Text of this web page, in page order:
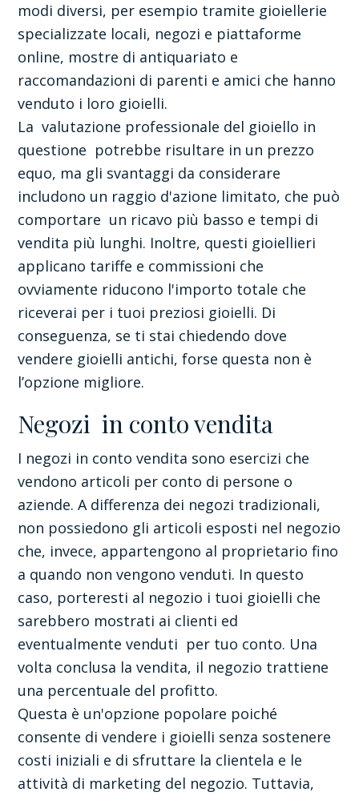
modi diversi, per esempio tramite gioiellerie
specializzate locali, negozi e piattaforme
online, mostre di antiquariato e
raccomandazioni di parenti e amici che hanno
venduto i loro gioielli.
La valutazione professionale del gioiello in
questione potrebbe risultare in un prezzo
equo, ma gli svantaggi da considerare
includono un raggio d'azione limitato, che può
comportare un ricavo più basso e tempi di
vendita più lunghi. Inoltre, questi gioiellieri
applicano tariffe e commissioni che
ovviamente riducono l'importo totale che
riceverai per i tuoi preziosi gioielli. Di
conseguenza, se ti stai chiedendo dove
vendere gioielli antichi, forse questa non è
l’opzione migliore.
Negozi in conto vendita
I negozi in conto vendita sono esercizi che
vendono articoli per conto di persone o
aziende. A differenza dei negozi tradizionali,
non possiedono gli articoli esposti nel negozio
che, invece, appartengono al proprietario fino
a quando non vengono venduti. In questo
caso, porteresti al negozio i tuoi gioielli che
sarebbero mostrati ai clienti ed
eventualmente venduti per tuo conto. Una
volta conclusa la vendita, il negozio trattiene
una percentuale del profitto.
Questa è un'opzione popolare poiché
consente di vendere i gioielli senza sostenere
costi iniziali e di sfruttare la clientela e le
attività di marketing del negozio. Tuttavia,